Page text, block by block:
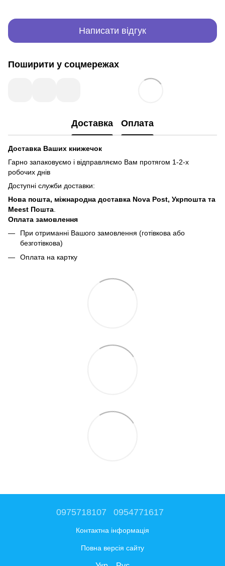
Написати відгук
Поширити у соцмережах
Доставка Оплата
Доставка Ваших книжечок
Гарно запаковуємо і відправляємо Вам протягом 1-2-х
робочих днів
Доступні служби доставки:
Нова пошта, міжнародна доставка Nova Post, Укрпошта та
Meest Пошта
Оплата замовлення
При отриманні Вашого замовлення (готівкова або
безготівкова)
Оплата на картку
0975718107 0954771617
Контактна інформація
Повна версія сайту